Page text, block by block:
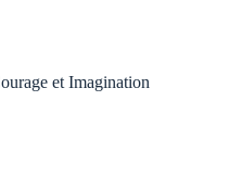
et Imagination